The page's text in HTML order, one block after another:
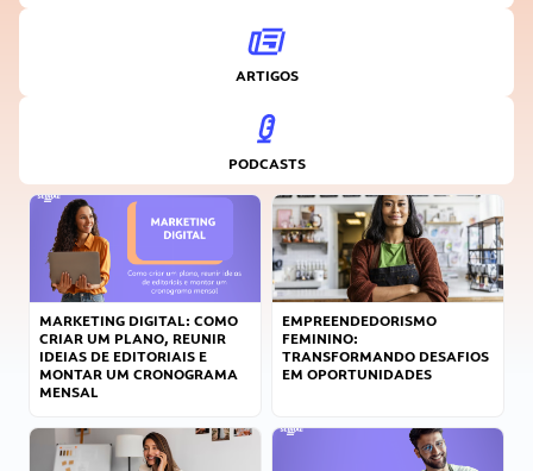
ARTIGOS
PODCASTS
MARKETING DIGITAL: COMO
CRIAR UM PLANO, REUNIR
IDEIAS DE EDITORIAIS E
MONTAR UM CRONOGRAMA
MENSAL
EMPREENDEDORISMO
FEMININO:
TRANSFORMANDO DESAFIOS
EM OPORTUNIDADES